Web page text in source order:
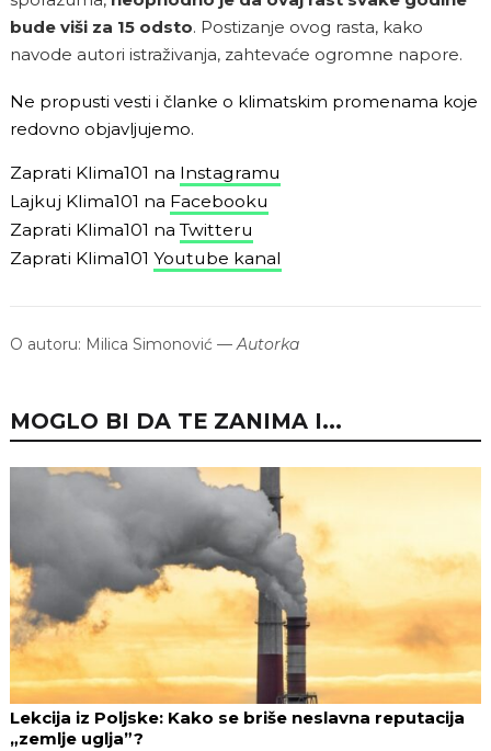
bude viši za 15 odsto. Postizanje ovog rasta, kako
navode autori istraživanja, zahtevaće ogromne napore.
Ne propusti vesti i članke o klimatskim promenama koje
redovno objavljujemo.
Zaprati Klima101 na Instagramu
Lajkuj Klima101 na Facebooku
Zaprati Klima101 na Twitteru
Zaprati Klima101 Youtube kanal
O autoru: Milica Simonović —Autorka
MOGLO BI DA TE ZANIMA I...
Lekcija iz Poljske: Kako se briše neslavna reputacija
„zemlje uglja”?